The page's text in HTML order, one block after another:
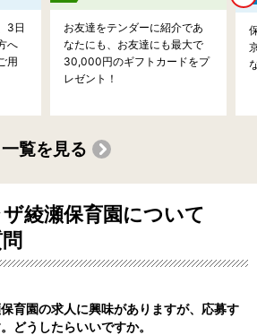
3日
へ
用
お友達をテンダーに紹介であ
なたにも、お友達にも最大で
30,000円のギフトカードをプ
レゼント！
一覧を見る
綾瀬保育園について
育園の求人に興味がありますが、応募す
どうしたらいいですか。